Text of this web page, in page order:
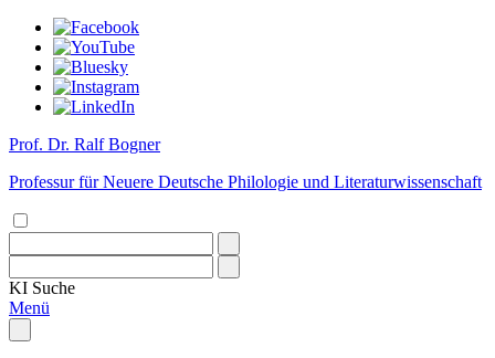
Prof. Dr. Ralf Bogner
Professur für Neuere Deutsche Philologie und Literaturwissenschaft
KI Suche
Menü